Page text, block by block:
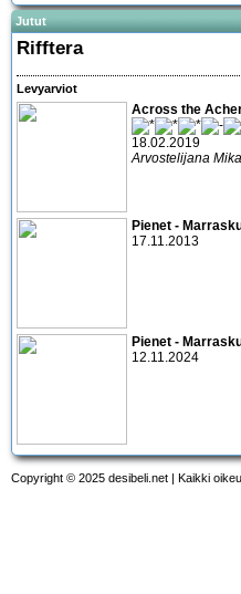
Jutut
Rifftera
Levyarviot
Across the
18.02.2019
Arvostelijana
Pienet -
17.11.2013
Pienet -
12.11.2024
Copyright © 2025 desibeli.net | Kaikki